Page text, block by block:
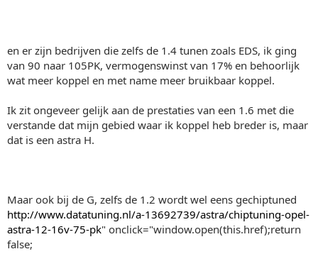
en er zijn bedrijven die zelfs de 1.4 tunen zoals EDS, ik ging
van 90 naar 105PK, vermogenswinst van 17% en behoorlijk
wat meer koppel en met name meer bruikbaar koppel.
Ik zit ongeveer gelijk aan de prestaties van een 1.6 met die
verstande dat mijn gebied waar ik koppel heb breder is, maar
dat is een astra H.
Maar ook bij de G, zelfs de 1.2 wordt wel eens gechiptuned
http://www.datatuning.nl/a-13692739/astra/chiptuning-opel-
astra-12-16v-75-pk" onclick="window.open(this.href);return
false;